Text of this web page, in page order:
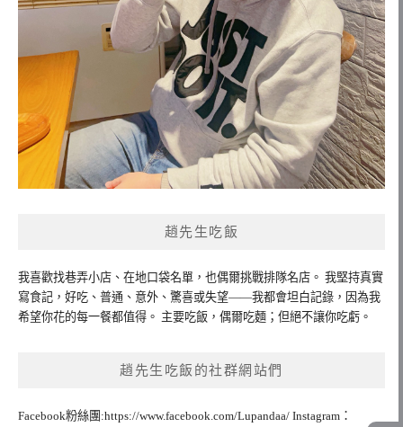
趙先生吃飯
我喜歡找巷弄小店、在地口袋名單，也偶爾挑戰排隊名店。 我堅持真實
寫食記，好吃、普通、意外、驚喜或失望——我都會坦白記錄，因為我
希望你花的每一餐都值得。 主要吃飯，偶爾吃麵；但絕不讓你吃虧。
趙先生吃飯的社群網站們
Facebook粉絲團:https://www.facebook.com/Lupandaa/ Instagram：